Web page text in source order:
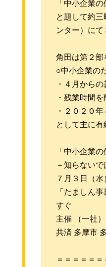
「中小企業
と題して約
ンター）にて
角田は第２部
○中小企業の
・４月から
・残業時間
・２０２０
として主に
「中小企業
－知らない
７月３日（
「たましん
すぐ
主催 （一社
共済 多摩市
＝＝＝＝＝